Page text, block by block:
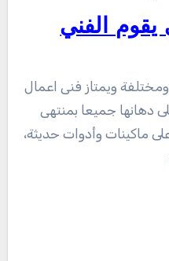
يقوم الفني
ومختلفة ويمتاز فنى اعمال
دهانها جميعا بمنتهى
على ماكينات وأدوات حديثة،